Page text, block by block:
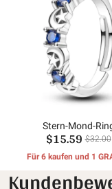
Stern-Mond-
$15.59 $32.00
Für 6 kaufen und 1